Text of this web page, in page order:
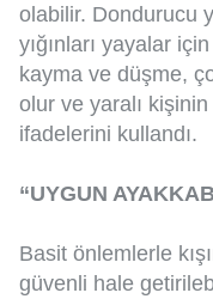
olabilir. Dondurucu
yığınları yayalar
kayma ve düşme,
olur ve yaralı
ifadelerini kullandı.
“UYGUN
Basit önlemlerle
güvenli hale